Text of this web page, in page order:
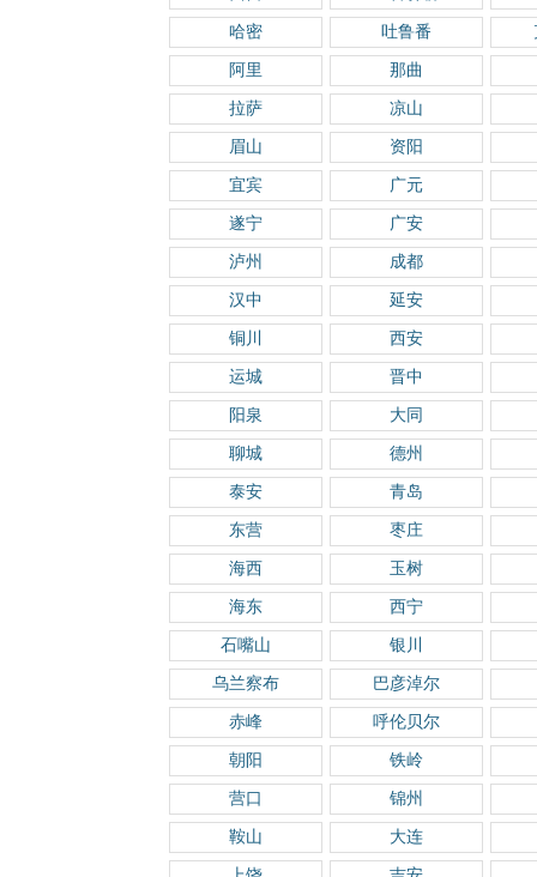
哈密 吐鲁番
阿里 那曲
拉萨 凉山
眉山 资阳
宜宾 广元
遂宁 广安
泸州 成都
汉中 延安
铜川 西安
运城 晋中
阳泉 大同
聊城 德州
泰安 青岛
东营 枣庄
海西 玉树
海东 西宁
石嘴山 银川
乌兰察布 巴彦淖尔
赤峰 呼伦贝尔
朝阳 铁岭
营口 锦州
鞍山 大连